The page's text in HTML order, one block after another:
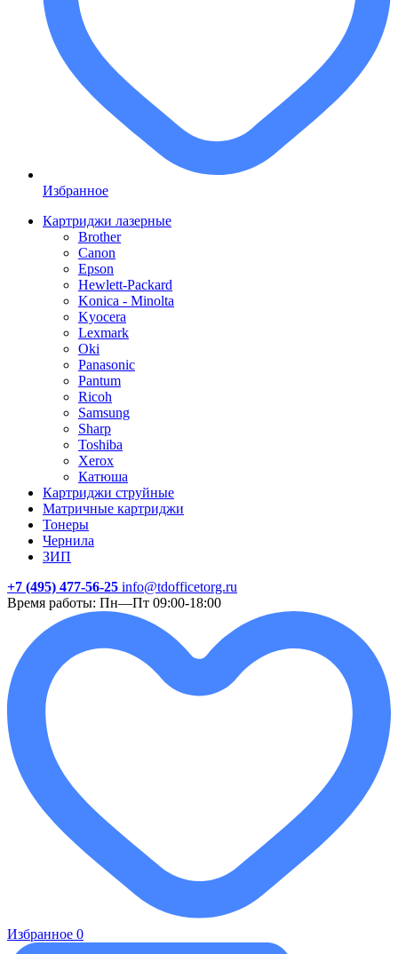
Избранное
Картриджи лазерные
Brother
Canon
Epson
Hewlett-Packard
Konica - Minolta
Kyocera
Lexmark
Oki
Panasonic
Pantum
Ricoh
Samsung
Sharp
Toshiba
Xerox
Катюша
Картриджи струйные
Матричные картриджи
Тонеры
Чернила
ЗИП
+7 (495) 477-56-25 info@tdofficetorg.ru
Время работы: Пн—Пт 09:00-18:00
Избранное 0